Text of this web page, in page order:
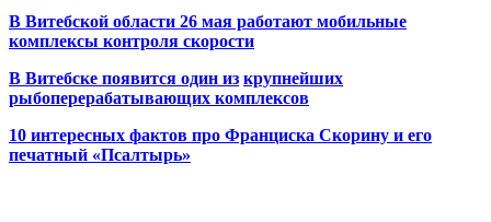
В Витебской области 26 мая работают мобильные
комплексы контроля скорости
В Витебске появится один из крупнейших
рыбоперерабатывающих комплексов
10 интересных фактов про Франциска Скорину и его
печатный «Псалтырь»